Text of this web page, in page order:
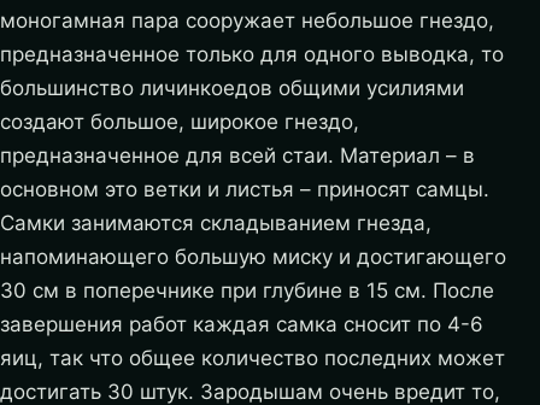
моногамная пара сооружает небольшое гнездо,
предназначенное только для одного выводка, то
большинство личинкоедов общими усилиями
создают большое, широкое гнездо,
предназначенное для всей стаи. Материал – в
основном это ветки и листья – приносят самцы.
Самки занимаются складыванием гнезда,
напоминающего большую миску и достигающего
30 см в поперечнике при глубине в 15 см. После
завершения работ каждая самка сносит по 4-6
яиц, так что общее количество последних может
достигать 30 штук. Зародышам очень вредит то,